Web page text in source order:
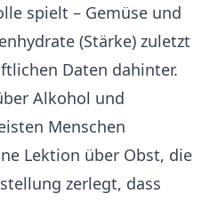
spielt – Gemüse und
(Stärke) zuletzt
Daten dahinter.
Alkohol und
Menschen
Lektion über Obst, die
zerlegt, dass